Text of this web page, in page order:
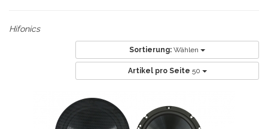
Hifonics
Sortierung: Wählen
Artikel pro Seite 50